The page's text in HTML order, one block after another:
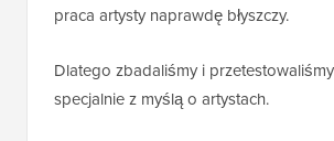
praca artysty naprawdę błyszczy.
Dlatego zbadaliśmy i
specjalnie z myślą o artystach.